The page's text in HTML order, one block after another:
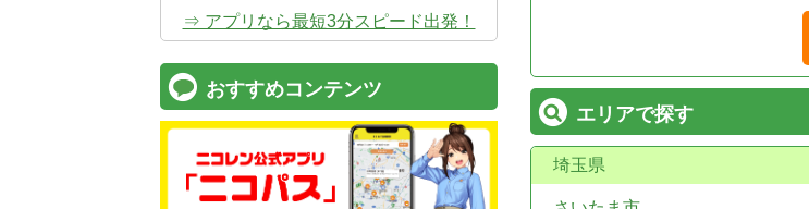
エリアで探す
埼玉県
⇒ アプリなら最短3分スピード出発！
おすすめコンテンツ